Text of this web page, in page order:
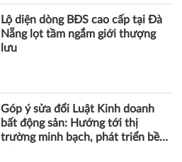
Lộ diện dòng BĐS cao cấp tại Đà
Nẵng lọt tầm ngắm giới thượng
lưu
Góp ý sửa đổi Luật Kinh doanh
bất động sản: Hướng tới thị
trường minh bạch, phát triển bền